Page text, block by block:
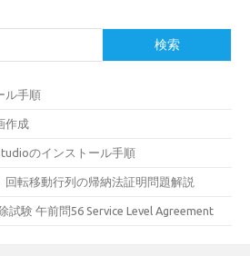
検索
ル手順
作成
のインストール手順
回転移動行列の帰納法証明問題解説
試験 午前問56 Service Level Agreement